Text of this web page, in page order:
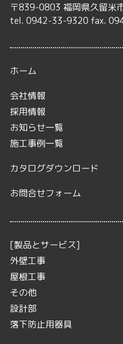
〒839-0803 福岡県久留米
tel. 0942-33-9320 fax.
ホーム
会社情報
採用情報
お知らせ一覧
施工事例一覧
カタログダウンロード
お問合せフォーム
[製品とサービス]
外壁工事
屋根工事
その他
設計部
落下防止用器具